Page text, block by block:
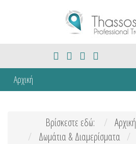
Αρχική
Βρίσκεστε εδώ: Αρχική
Δωμάτια & Διαμερίσματα